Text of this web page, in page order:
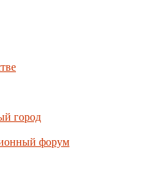
город
форум